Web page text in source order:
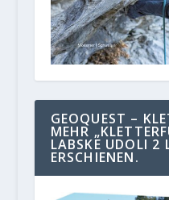
GEOQUEST –
MEHR
LABSKE UDOLI 2
ERSCHIENEN.